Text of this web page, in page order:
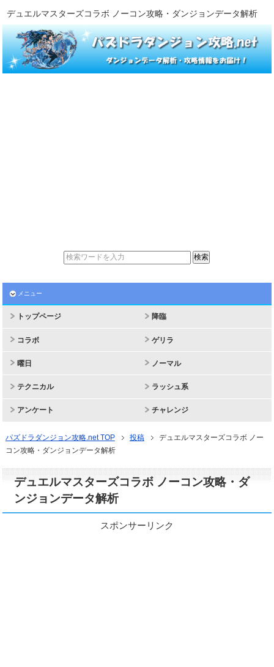
デュエルマスターズコラボ ノーコン攻略・ダンジョンデータ解析
メニュー
トップページ 降臨
コラボ ゲリラ
曜日 ノーマル
テクニカル ラッシュ系
アンケート チャレンジ
パズドラダンジョン攻略.net TOP 投稿
デュエルマスターズコラボ ノー
コン攻略・ダンジョンデータ解析
デュエルマスターズコラボ ノーコン攻略・ダ
ンジョンデータ解析
スポンサーリンク